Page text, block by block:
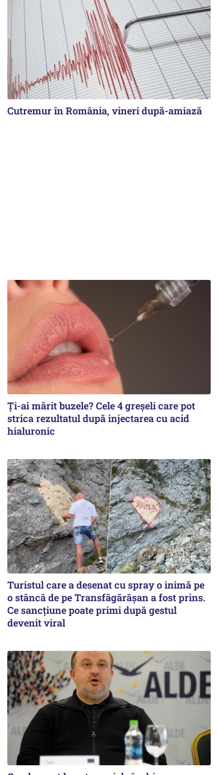
Cutremur în România, vineri după-amiază
Ți-ai mărit buzele? Cele 4 greșeli care pot
strica rezultatul după injectarea cu acid
hialuronic
Turistul care a desenat cu spray o inimă pe
o stâncă de pe Transfăgărășan a fost prins.
Ce sancțiune poate primi după gestul
devenit viral